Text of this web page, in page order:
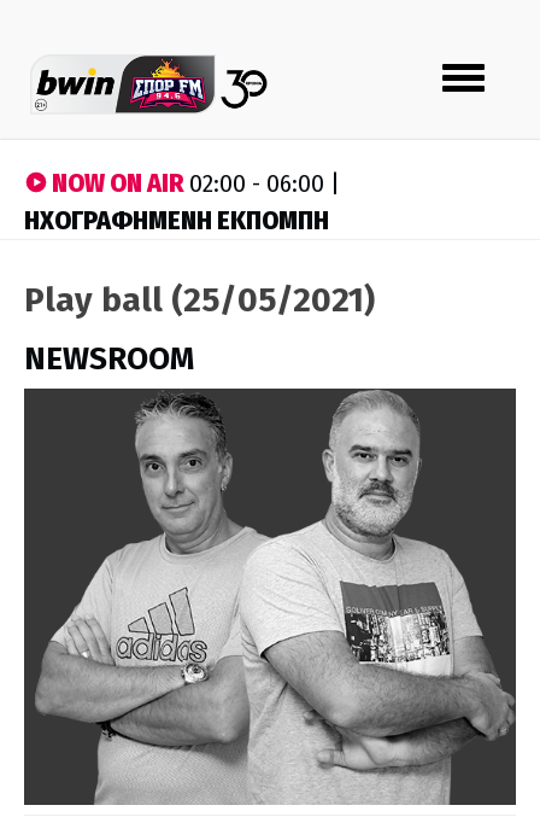
Toggle
navigation
NOW ON AIR02:00 - 06:00 |
ΗΧΟΓΡΑΦΗΜΕΝΗ ΕΚΠΟΜΠΗ
Play ball (25/05/2021)
NEWSROOM